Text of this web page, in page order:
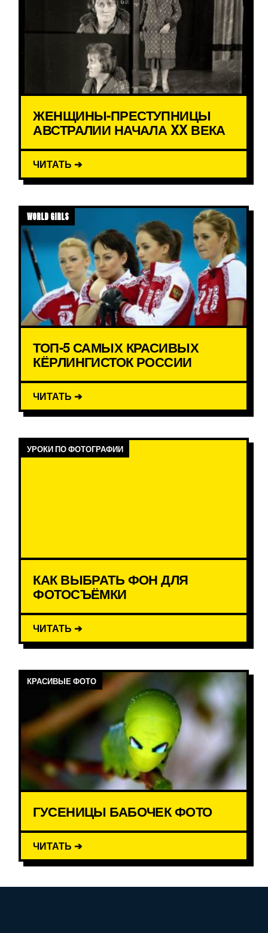
ЖЕНЩИНЫ-ПРЕСТУПНИЦЫ
АВСТРАЛИИ НАЧАЛА XX ВЕКА
ЧИТАТЬ ➔
WORLD GIRLS
ТОП-5 САМЫХ КРАСИВЫХ
КЁРЛИНГИСТОК РОССИИ
ЧИТАТЬ ➔
УРОКИ ПО ФОТОГРАФИИ
КАК ВЫБРАТЬ ФОН ДЛЯ
ФОТОСЪЁМКИ
ЧИТАТЬ ➔
КРАСИВЫЕ ФОТО
ГУСЕНИЦЫ БАБОЧЕК ФОТО
ЧИТАТЬ ➔